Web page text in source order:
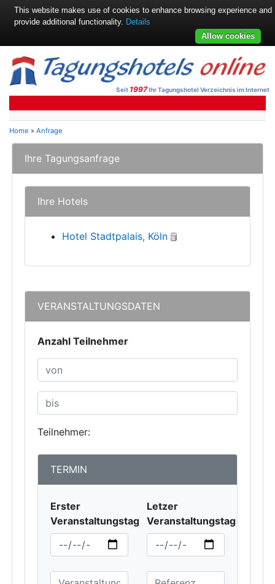
Seit 1997Ihr Tagungshotel Verzeichnis im Internet
Home » Anfrage
Ihre Tagungsanfrage
Ihre Hotels
Hotel Stadtpalais, Köln
VERANSTALTUNGSDATEN
Anzahl Teilnehmer
Teilnehmer:
TERMIN
Erster
Veranstaltungstag
Letzer
Veranstaltungstag
This website makes use of cookies to enhance browsing experience and
provide additional functionality. Details
Allow cookies